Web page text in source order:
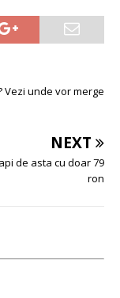
Vezi unde vor merge
NEXT
de asta cu doar 79
ron